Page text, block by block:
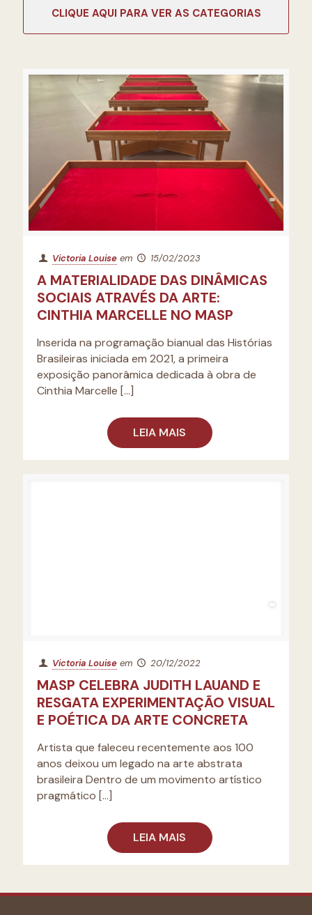
Victoria Louise em 15/02/2023
A MATERIALIDADE DAS DINÂMICAS
SOCIAIS ATRAVÉS DA ARTE:
CINTHIA MARCELLE NO MASP
Inserida na programação bianual das Histórias
Brasileiras iniciada em 2021, a primeira
exposição panorâmica dedicada à obra de
Cinthia Marcelle […]
LEIA MAIS
Victoria Louise em 20/12/2022
MASP CELEBRA JUDITH LAUAND E
RESGATA EXPERIMENTAÇÃO VISUAL
E POÉTICA DA ARTE CONCRETA
Artista que faleceu recentemente aos 100
anos deixou um legado na arte abstrata
brasileira Dentro de um movimento artístico
pragmático […]
LEIA MAIS
CATEGORIAS